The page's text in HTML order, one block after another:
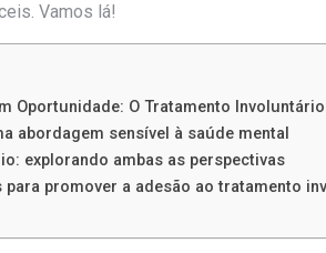
Vamos lá!
Oportunidade: O Tratamento
abordagem sensível à saúde mental
explorando ambas as perspectivas
promover a adesão ao tratamento